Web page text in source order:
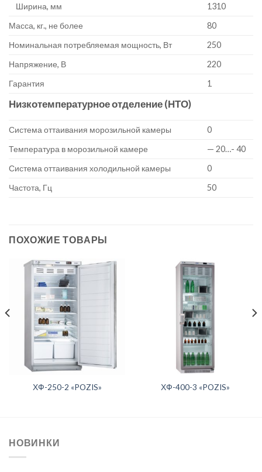
Ширина, мм
1310
Масса, кг., не более
80
Номинальная потребляемая мощность, Вт
250
Напряжение, В
220
Гарантия
1
Низкотемпературное отделение (НТО)
Система оттаивания морозильной камеры
0
Температура в морозильной камере
— 20…- 40
Система оттаивания холодильной камеры
0
Частота, Гц
50
ПОХОЖИЕ ТОВАРЫ
ХФ-250-2 «POZIS» ХФ-400-3 «POZIS»
НОВИНКИ